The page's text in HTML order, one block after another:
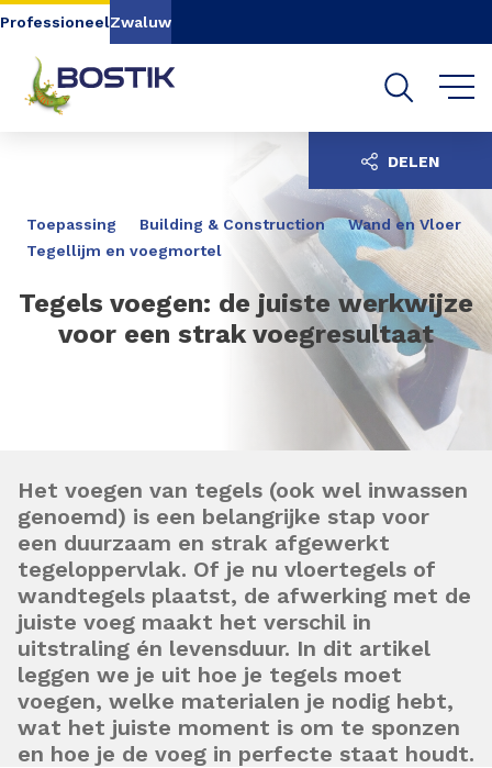
Go to content Go to navigation
ProfessioneelZwaluw
Toepassing Building & Construction
Wand en Vloer
Tegellijm en voegmortel
Tegels voegen: de juiste werkwijze
voor een strak voegresultaat
DELEN
Het voegen van tegels (ook wel inwassen
genoemd) is een belangrijke stap voor
een duurzaam en strak afgewerkt
tegeloppervlak. Of je nu vloertegels of
wandtegels plaatst, de afwerking met de
juiste voeg maakt het verschil in
uitstraling én levensduur. In dit artikel
leggen we je uit hoe je tegels moet
voegen, welke materialen je nodig hebt,
wat het juiste moment is om te sponzen
en hoe je de voeg in perfecte staat houdt.